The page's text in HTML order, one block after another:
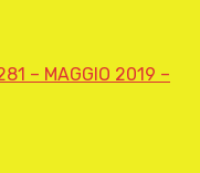
– MAGGIO 2019 –